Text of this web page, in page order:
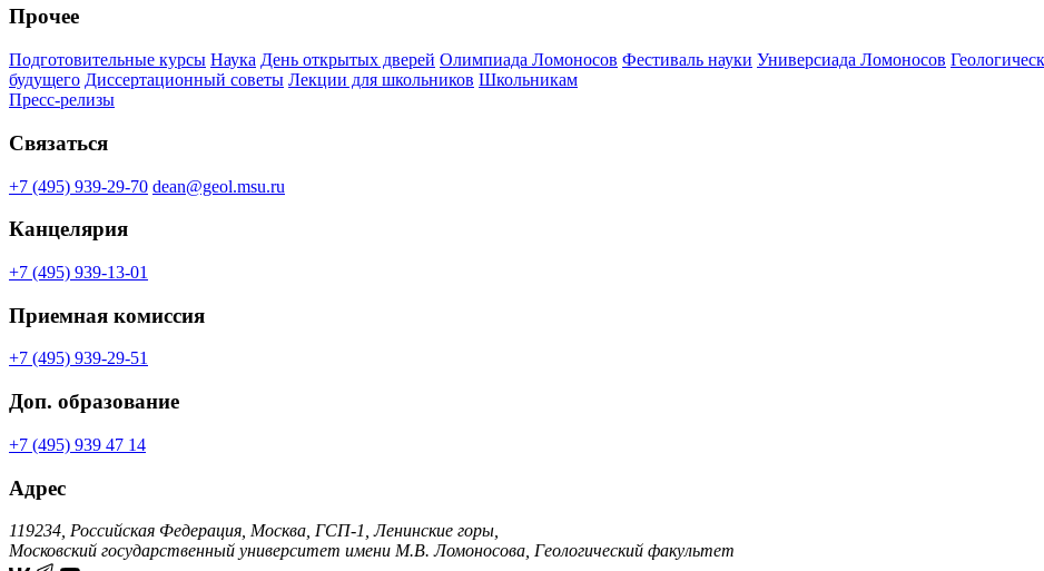
Прочее
Подготовительные курсы Наука День открытых дверей Олимпиада Ломоносов Фестиваль науки Универсиада Ломоносов
будущего Диссертационный советы Лекции для школьников Школьникам
Пресс-релизы
Связаться
+7 (495) 939-29-70 dean@geol.msu.ru
Канцелярия
+7 (495) 939-13-01
Приемная комиссия
+7 (495) 939-29-51
Доп. образование
+7 (495) 939 47 14
Адрес
119234, Российская Федерация, Москва, ГСП-1, Ленинские горы,
Московский государственный университет имени М.В. Ломоносова, Геологический факультет